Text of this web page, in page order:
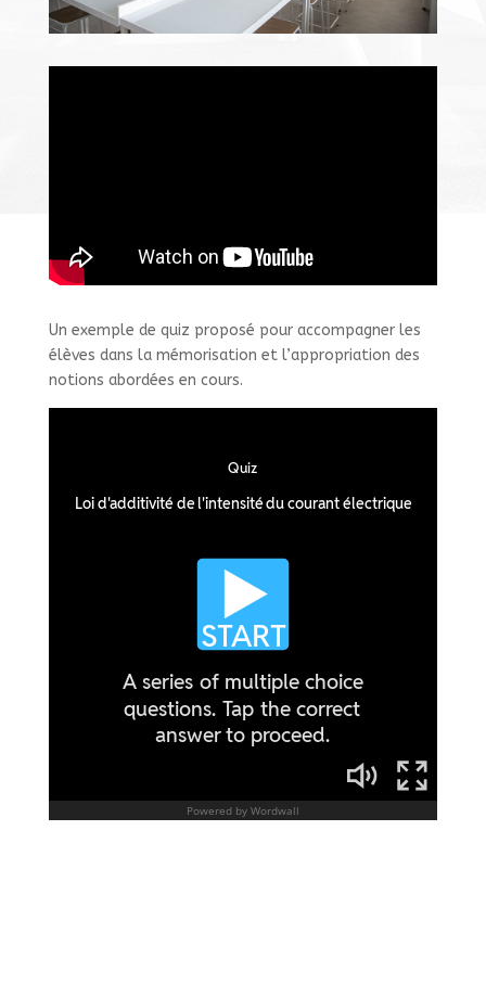
Un exemple de quiz proposé pour accompagner les
élèves dans la mémorisation et l’appropriation des
notions abordées en cours.